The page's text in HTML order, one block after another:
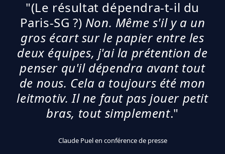
"(Le résultat dépendra-t-il du
Paris-SG ?) Non. Même s'il y a un
gros écart sur le papier entre les
deux équipes, j'ai la prétention de
penser qu'il dépendra avant tout
de nous. Cela a toujours été mon
leitmotiv. Il ne faut pas jouer petit
bras, tout simplement."
Claude Puel en conférence de presse